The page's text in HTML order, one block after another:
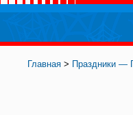
Главная > Праздники —